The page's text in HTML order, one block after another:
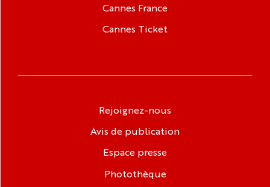
Cannes France
Cannes Ticket
Rejoignez-nous
Avis de publication
Espace presse
Photothèque